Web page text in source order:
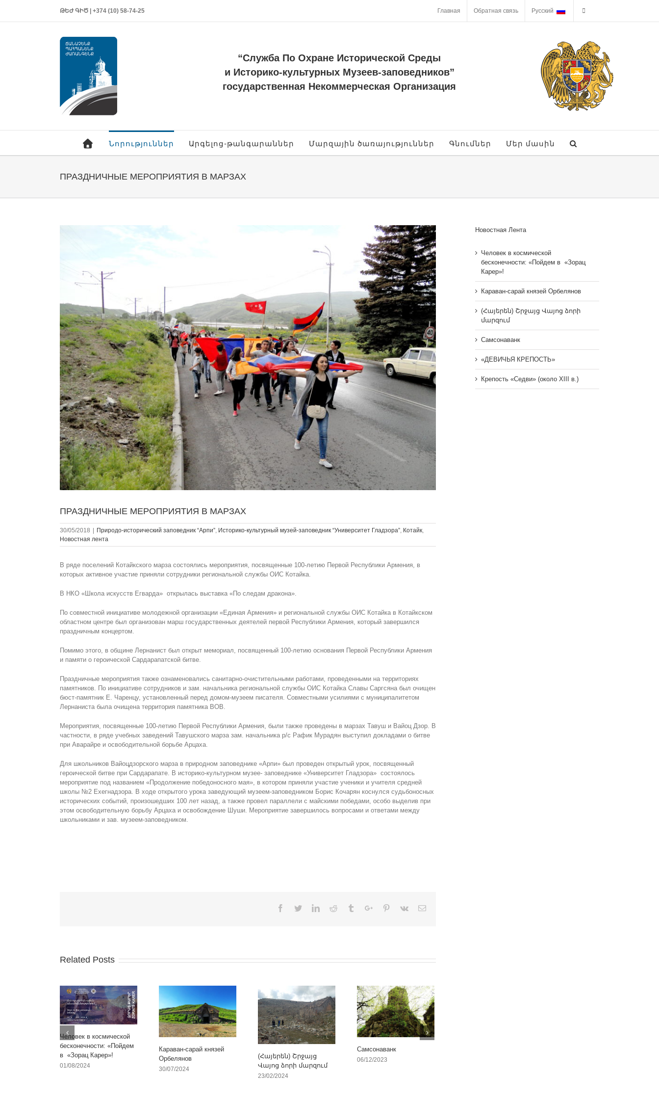
ԹԵԺ ԳԻԾ | +374 (10) 58-74-25 Главная Обратная связь Русский
“Служба По Охране Исторической Среды
и Историко-культурных Музеев-заповедников”
государственная Некоммерческая Организация
Նորություններ Արգելոց-թանգարաններ Մարզային ծառայություններ Գնումներ Մեր մասին
ПРАЗДНИЧНЫЕ МЕРОПРИЯТИЯ В МАРЗАХ
ПРАЗДНИЧНЫЕ МЕРОПРИЯТИЯ В МАРЗАХ
30/05/2018 Природо-исторический заповедник “Арпи”, Историко-культурный музей-заповедник “Университет Гладзорa”, Котайк,
Новостная лента
В ряде поселений Котайкского марза состоялись мероприятия, посвященные 100-летию Первой Республики Армения, в
которых активное участие приняли сотрудники региональной службы ОИС Котайка.
В НКО «Школа искусств Егварда» открылась выставка «По следам дракона».
По совместной инициативе молодежной организации «Единая Армения» и региональной службы ОИС Котайка в Котайкском
областном центре был организован марш государственных деятелей первой Республики Армения, который завершился
праздничным концертом.
Помимо этого, в общине Лернанист был открыт мемориал, посвященный 100-летию основания Первой Республики Армения
и памяти о героической Сардарапатской битве.
Праздничные мероприятия также ознаменовались санитарно-очистительными работами, проведенными на территориях
памятников. По инициативе сотрудников и зам. начальника региональной службы ОИС Котайка Славы Саргсяна был очищен
бюст-памятник E. Чаренцу, установленный перед домом-музеем писателя. Совместными усилиями с муниципалитетом
Лернаниста была очищена территория памятника ВОВ.
Мероприятия, посвященные 100-летию Первой Республики Армения, были также проведены в марзах Тавуш и Вайоц Дзор. В
частности, в ряде учебных заведений Тавушского марза зам. начальника р/с Рафик Мурадян выступил докладами о битве
при Аварайре и освободительной борьбе Арцаха.
Для школьников Вайоцдзорского марза в природном заповеднике «Арпи» был проведен открытый урок, посвященный
героической битве при Сардарапате. В историко-культурном музее- заповеднике «Университет Гладзора» состоялось
мероприятие под названием «Продолжение победоносного мая», в котором приняли участие ученики и учителя средней
школы №2 Ехегнадзора. В ходе открытого урока заведующий музеем-заповедником Борис Кочарян коснулся судьбоносных
исторических событий, произошедших 100 лет назад, а также провел параллели с майскими победами, особо выделив при
этом освободительную борьбу Арцаха и освобождение Шуши. Мероприятие завершилось вопросами и ответами между
школьниками и зав. музеем-заповедником.
Facebook
TwitterLinkedinReddit TumblrGoogle+Pinterest
Vk Email
Related Posts
Человек в космической
бесконечности: «Пойдем
в «Зорац Карер»!
01/08/2024
Караван-сарай князей
Орбелянов
30/07/2024
(Հայերեն) Շրջայց
Վայոց ձորի մարզում
23/02/2024
Самсонаванк
06/12/2023
Новостная Лента
Человек в космической
бесконечности: «Пойдем в «Зорац
Карер»!
Караван-сарай князей Орбелянов
(Հայերեն) Շրջայց Վայոց ձորի
մարզում
Самсонаванк
«ДЕВИЧЬЯ КРЕПОСТЬ»
Крепость «Седви» (около XIII в.)